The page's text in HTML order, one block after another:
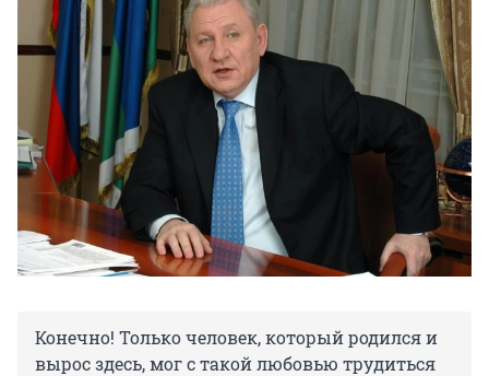
Конечно! Только человек, который родился и
вырос здесь, мог с такой любовью трудиться